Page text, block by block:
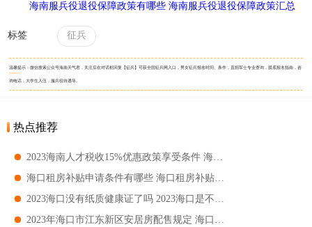
海南服兵役退役保障政策有哪些 海南服兵役退役保障政策汇总
标签 征兵
温馨提示：微信搜索公众号海南天气君，关注后在对话框回复【征兵】可获全国征兵网入口，男女征兵报名时间、条件，直招军士专业查询，摸底报名指南，咨
询电话，大学生入伍，服兵役待遇等。
热点推荐